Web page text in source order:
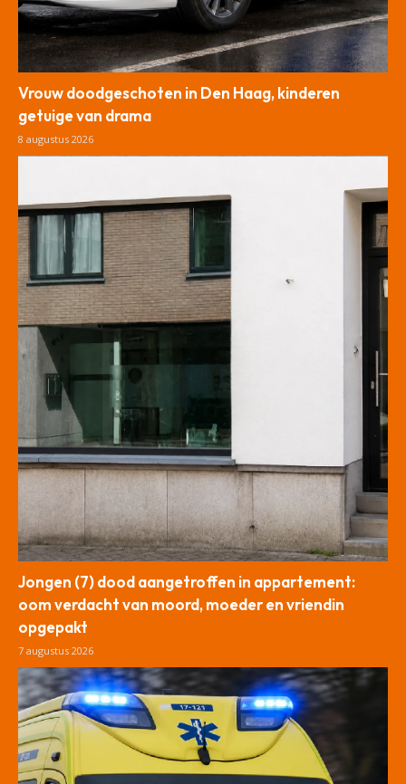
Vrouw doodgeschoten in Den Haag, kinderen
getuige van drama
8 augustus 2026
Jongen (7) dood aangetroffen in appartement:
oom verdacht van moord, moeder en vriendin
opgepakt
7 augustus 2026